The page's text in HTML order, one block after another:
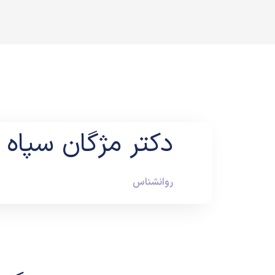
دکتر مژگان
روانشناس